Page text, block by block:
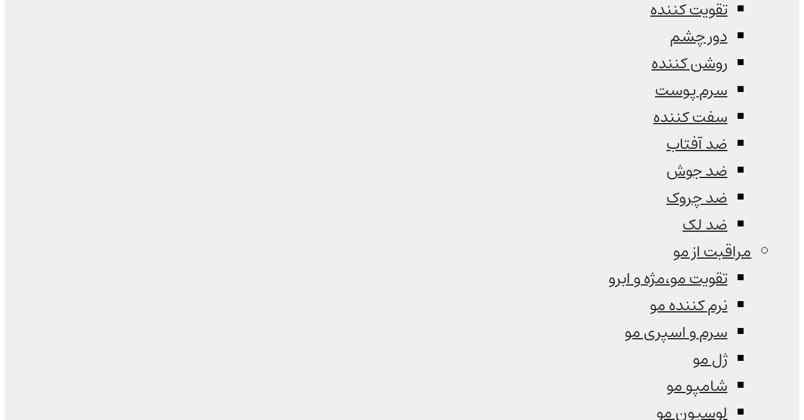
تقویت کننده
دور چشم
روشن کننده
سرم پوست
سفت کننده
ضد آفتاب
ضد جوش
ضد چروک
ضد لک
مراقبت از مو
تقویت مو،مژه و ابرو
نرم کننده مو
سرم و اسپری مو
ژل مو
شامپو مو
لوسیون مو